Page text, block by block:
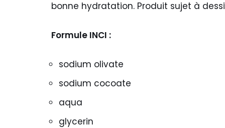
bonne hydratation. Produit sujet à
Formule INCI :
sodium olivate
sodium cocoate
aqua
glycerin